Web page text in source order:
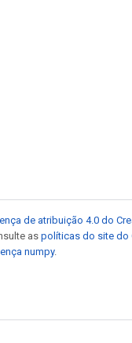
de atribuição 4.0 do
aspolíticas do site do
numpy.